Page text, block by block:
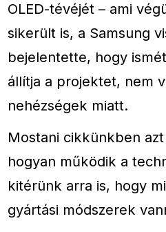
OLED-tévéjét – ami
sikerült is, a Samsung
bejelentette, hogy
állítja a projektet, nem
nehézségek miatt.
Mostani cikkünkben
hogyan működik a
kitérünk arra is, hogy
gyártási módszerek